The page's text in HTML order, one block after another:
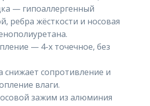
— гипоаллергенный
ребра жёсткости и носовая
— 4-х точечное, без
снижает сопротивление и
влаги.
зажим из алюминия